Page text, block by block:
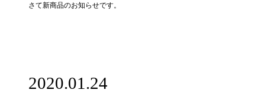
さて新商品のお知らせです。
2020.01.24